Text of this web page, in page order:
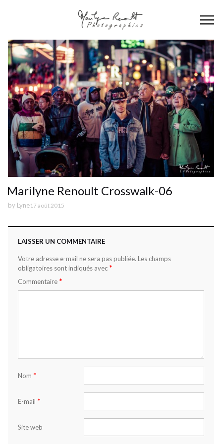
Marilyne Renoult Crosswalk-06
by Lyne17 août 2015
LAISSER UN COMMENTAIRE
Votre adresse e-mail ne sera pas publiée. Les champs
obligatoires sont indiqués avec *
Commentaire *
Nom *
E-mail *
Site web